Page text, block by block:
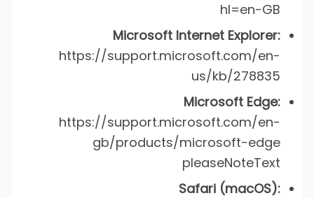
hl=en-GB
Microsoft Internet Explorer:
https://support.microsoft.com/en-
us/kb/278835
Microsoft Edge:
https://support.microsoft.com/en-
gb/products/microsoft-edge
pleaseNoteText
Safari (macOS):